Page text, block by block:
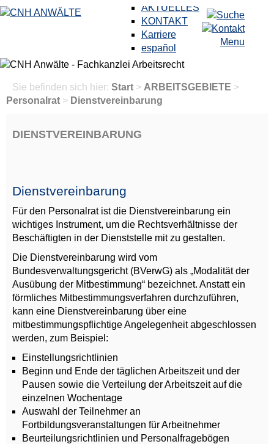
Menu
AKTUELLES
KONTAKT
Karriere
español
Sie befinden sich hier: Start > ARBEITSGEBIETE >
Personalrat > Dienstvereinbarung
DIENSTVEREINBARUNG
Dienstvereinbarung
Für den Personalrat ist die Dienstvereinbarung ein
wichtiges Instrument, um die Rechtsverhältnisse der
Beschäftigten in der Dienststelle mit zu gestalten.
Die Dienstvereinbarung wird vom
Bundesverwaltungsgericht (BVerwG) als „Modalität der
Ausübung der Mitbestimmung“ bezeichnet. Anstatt ein
förmliches Mitbestimmungsverfahren durchzuführen,
kann eine Dienstvereinbarung über eine
mitbestimmungspflichtige Angelegenheit abgeschlossen
werden, zum Beispiel:
Einstellungsrichtlinien
Beginn und Ende der täglichen Arbeitszeit und der
Pausen sowie die Verteilung der Arbeitszeit auf die
einzelnen Wochentage
Auswahl der Teilnehmer an
Fortbildungsveranstaltungen für Arbeitnehmer
Beurteilungsrichtlinien und Personalfragebögen